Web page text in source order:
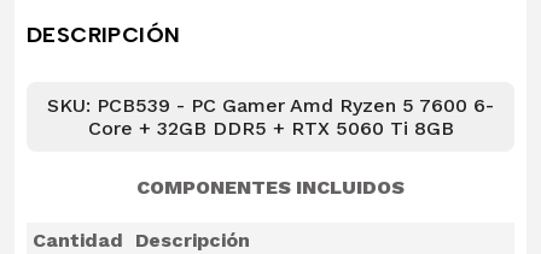
DESCRIPCIÓN
SKU: PCB539 - PC Gamer Amd Ryzen 5 7600 6-
Core + 32GB DDR5 + RTX 5060 Ti 8GB
COMPONENTES INCLUIDOS
Cantidad
Descripción